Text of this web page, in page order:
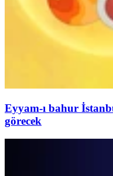
Eyyam-ı bahur
görecek